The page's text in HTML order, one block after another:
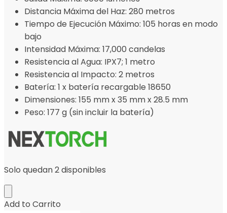
Distancia Máxima del Haz: 280 metros
Tiempo de Ejecución Máximo: 105 horas en modo
bajo
Intensidad Máxima: 17,000 candelas
Resistencia al Agua: IPX7; 1 metro
Resistencia al Impacto: 2 metros
Batería: 1 x batería recargable 18650
Dimensiones: 155 mm x 35 mm x 28.5 mm
Peso: 177 g (sin incluir la batería)
Solo quedan 2 disponibles
Add to Carrito